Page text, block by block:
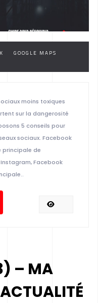
GOOGLE MAPS
moins toxiques
sur la dangerosité
5 conseils pour
sociaux. Facebook
principale de
Facebook
– MA